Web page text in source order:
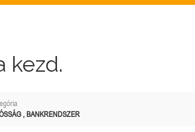
kezd.
, BANKRENDSZER